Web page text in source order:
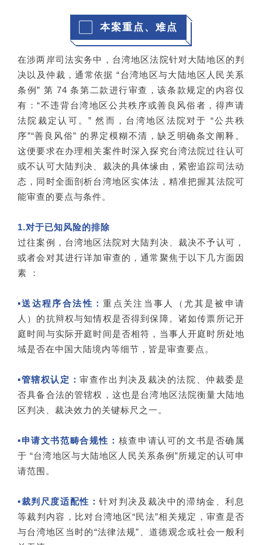
本案重点、难点
在涉两岸司法实务中，台湾地区法院针对大陆地区的判
决以及仲裁，通常依据 “台湾地区与大陆地区人民关系
条例” 第 74 条第二款进行审查，该条款规定的内容仅
有：“不违背台湾地区公共秩序或善良风俗者，得声请
法院裁定认可。” 然而，台湾地区法院对于 “公共秩
序”“善良风俗” 的界定模糊不清，缺乏明确条文阐释。
这便要求在办理相关案件时深入探究台湾法院过往认可
或不认可大陆判决、裁决的具体缘由，紧密追踪司法动
态，同时全面剖析台湾地区实体法，精准把握其法院可
能审查的要点与条件。
1.对于已知风险的排除
过往案例，台湾地区法院对大陆判决、裁决不予认可，
或者会对其进行详加审查的，通常聚焦于以下几方面因
素 ：
▪送达程序合法性：重点关注当事人（尤其是被申请
人）的抗辩权与知情权是否得到保障。诸如传票所记开
庭时间与实际开庭时间是否相符，当事人开庭时所处地
域是否在中国大陆境内等细节，皆是审查要点。
▪管辖权认定：审查作出判决及裁决的法院、仲裁委是
否具备合法的管辖权，这也是台湾地区法院衡量大陆地
区判决、裁决效力的关键标尺之一。
▪申请文书范畴合规性： 核查申请认可的文书是否确属
于 “台湾地区与大陆地区人民关系条例”所规定的认可申
请范围。
▪裁判尺度适配性：针对判决及裁决中的滞纳金、利息
等裁判内容，比对台湾地区“民法”相关规定，审查是否
与台湾地区当时的“法律法规”、道德观念或社会一般利